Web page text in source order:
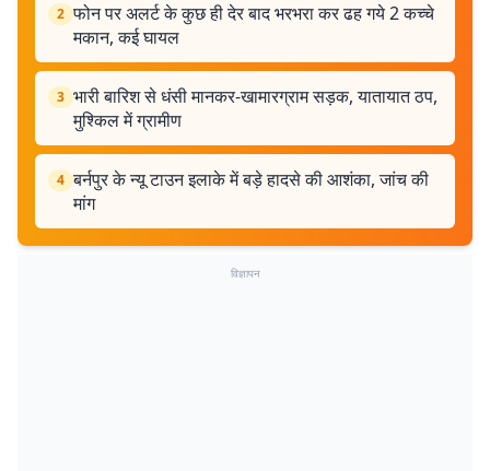
2 फोन पर अलर्ट के कुछ ही देर बाद भरभरा कर ढह गये 2 कच्चे
मकान, कई घायल
3 भारी बारिश से धंसी मानकर-खामारग्राम सड़क, यातायात ठप,
मुश्किल में ग्रामीण
4 बर्नपुर के न्यू टाउन इलाके में बड़े हादसे की आशंका, जांच की
मांग
विज्ञापन